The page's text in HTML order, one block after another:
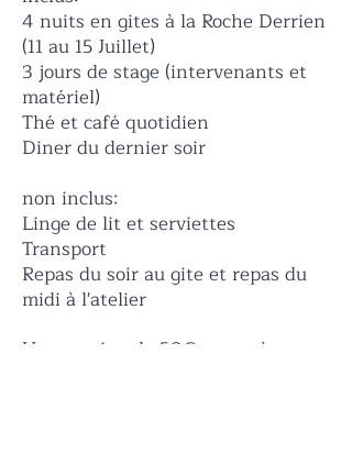
4 nuits en gites à la Roche Derrien
(11 au 15 Juillet)
3 jours de stage (intervenants et
matériel)
Thé et café quotidien
Diner du dernier soir
non inclus:
Linge de lit et serviettes
Transport
Repas du soir au gite et repas du
midi à l'atelier
Une caution de 50€ en espèce